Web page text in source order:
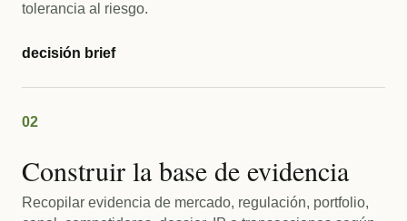
tolerancia al riesgo.
decisión brief
02
Construir la base de evidencia
Recopilar evidencia de mercado, regulación, portfolio,